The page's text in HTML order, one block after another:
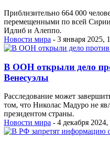
Приблизительно 664 000
перемещенными по всей
Идлиб и Алеппо.
Новости мира - 3 января 2025,
В ООН открыли дело
Венесуэлы
Расследование может
том, что Николас Мадуро не
президентом страны.
Новости мира - 4 декабря